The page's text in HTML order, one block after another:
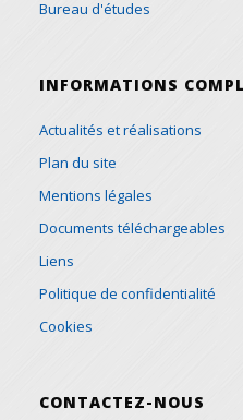
Bureau d'études
INFORMATIONS
Actualités et réalisations
Plan du site
Mentions légales
Documents téléchargeables
Liens
Politique de confidentialité
Cookies
CONTACTEZ-NOUS